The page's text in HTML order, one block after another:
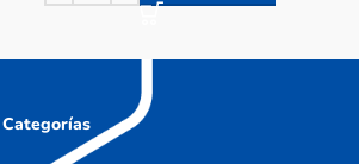
Categorías